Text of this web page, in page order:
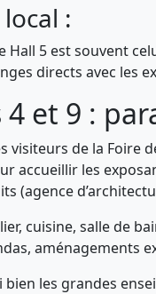
:
Hall 5 est souvent
directs avec les
4 et 9 :
visiteurs de la Foire
accueillir les
(agence
cuisine, salle de
aménagements
bien les grandes